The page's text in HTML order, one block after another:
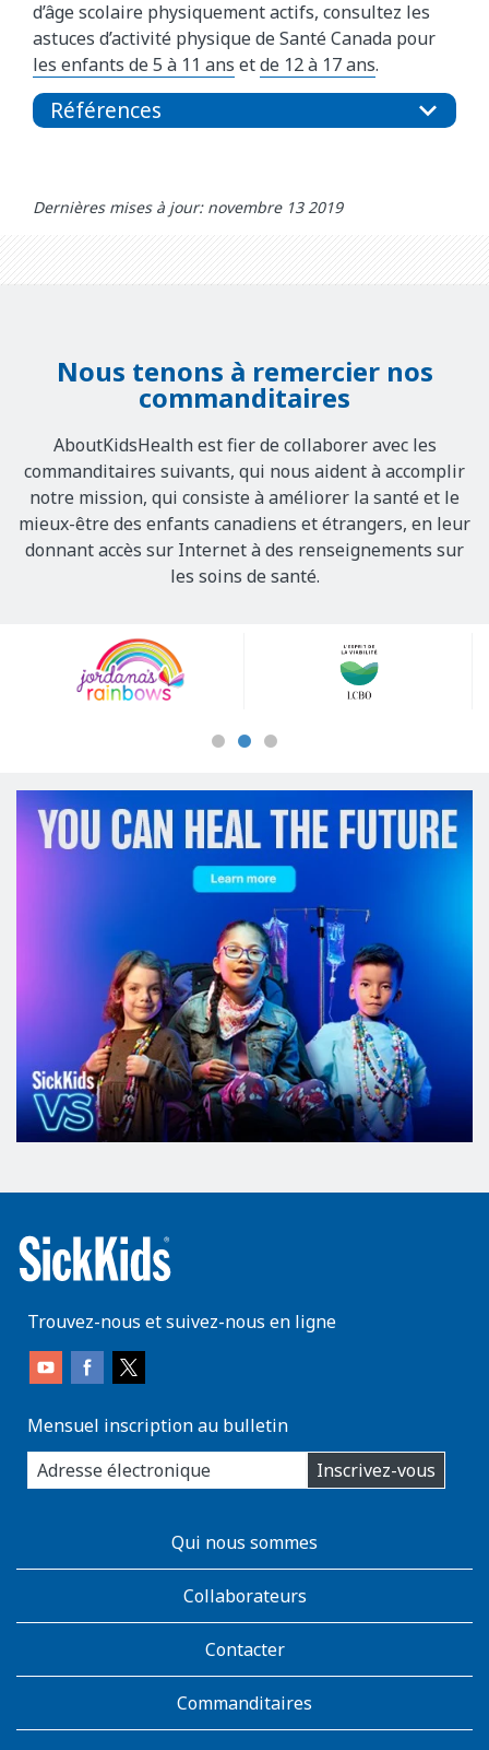
d’âge scolaire physiquement actifs, consultez les
astuces d’activité physique de Santé Canada pour
les enfants de 5 à 11 ans etde 12 à 17 ans.
Références
Dernières mises à jour: novembre 13 2019
Nous tenons à remercier nos
commanditaires
AboutKidsHealth est fier de collaborer avec les
commanditaires suivants, qui nous aident à accomplir
notre mission, qui consiste à améliorer la santé et le
mieux-être des enfants canadiens et étrangers, en leur
donnant accès sur Internet à des renseignements sur
les soins de santé.
Sponsors
Trouvez-nous et suivez-nous en ligne
Mensuel inscription au bulletin
enter
you
email
Inscrivez-vous
AboutKidsHealthQui nous sommes
Collaborateurs
Contacter
Commanditaires